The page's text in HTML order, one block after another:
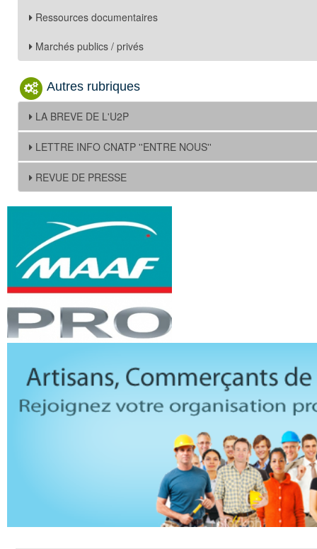
Ressources documentaires
Marchés publics / privés
Autres rubriques
LA BREVE DE L'U2P
LETTRE INFO CNATP ''ENTRE NOUS''
REVUE DE PRESSE